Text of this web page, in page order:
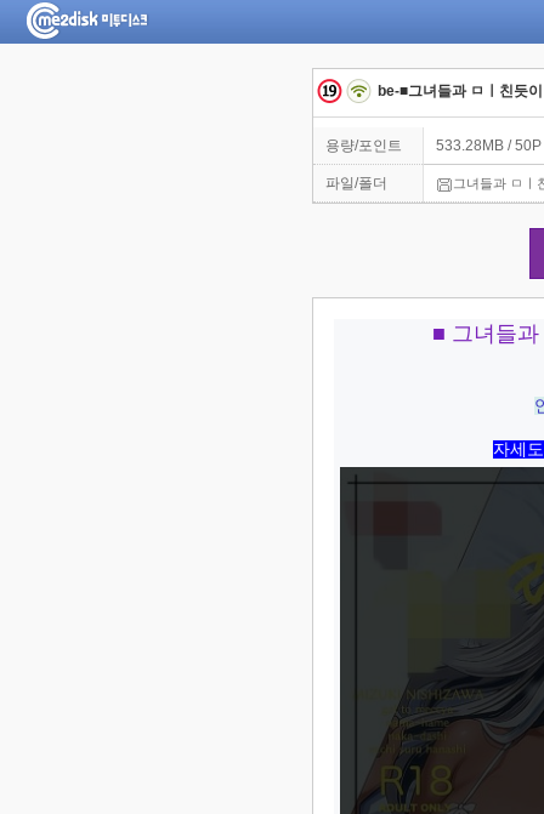
be-■그녀들과 ㅁㅣ친듯
용량/포인트 533.28MB / 50P
파일/폴더 그녀들과 ㅁ
■ 그녀들
자세